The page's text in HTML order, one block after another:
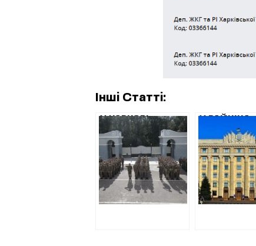
Інші Статті:
У ХАРКОВІ
РЕМОНТ
ВІЙСЬКОВОГО
МІСТЕЧКА
НАЦГВАРДІЇ
ПЛАНУЄ РОБОТИ
ФІРМА З
«ЧОРНОГО
У РАЙНІНА
ГРОШІ
ВВАЖАЮТЬ